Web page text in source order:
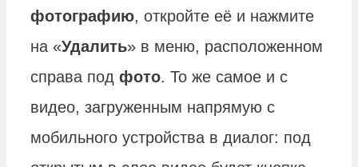
фотографию, откройте её и нажмите
на «Удалить» в меню, расположенном
справа под фото. То же самое и с
видео, загруженным напрямую с
мобильного устройства в диалог: под